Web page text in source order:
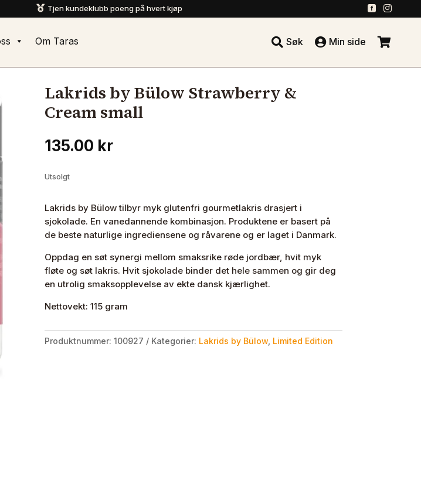
 Tjen kundeklubb poeng på hvert kjøp  
Om Taras  Søk  Min side 
Lakrids by Bülow Strawberry &
Cream small
135.00 kr
Utsolgt
Lakrids by Bülow tilbyr myk glutenfri gourmetlakris drasjert i
sjokolade. En vanedannende kombinasjon. Produktene er basert på
de beste naturlige ingrediensene og råvarene og er laget i Danmark.
Oppdag en søt synergi mellom smaksrike røde jordbær, hvit myk
fløte og søt lakris. Hvit sjokolade binder det hele sammen og gir deg
en utrolig smaksopplevelse av ekte dansk kjærlighet.
Nettovekt: 115 gram
Produktnummer: 100927 Kategorier: Lakrids by Bülow, Limited Edition